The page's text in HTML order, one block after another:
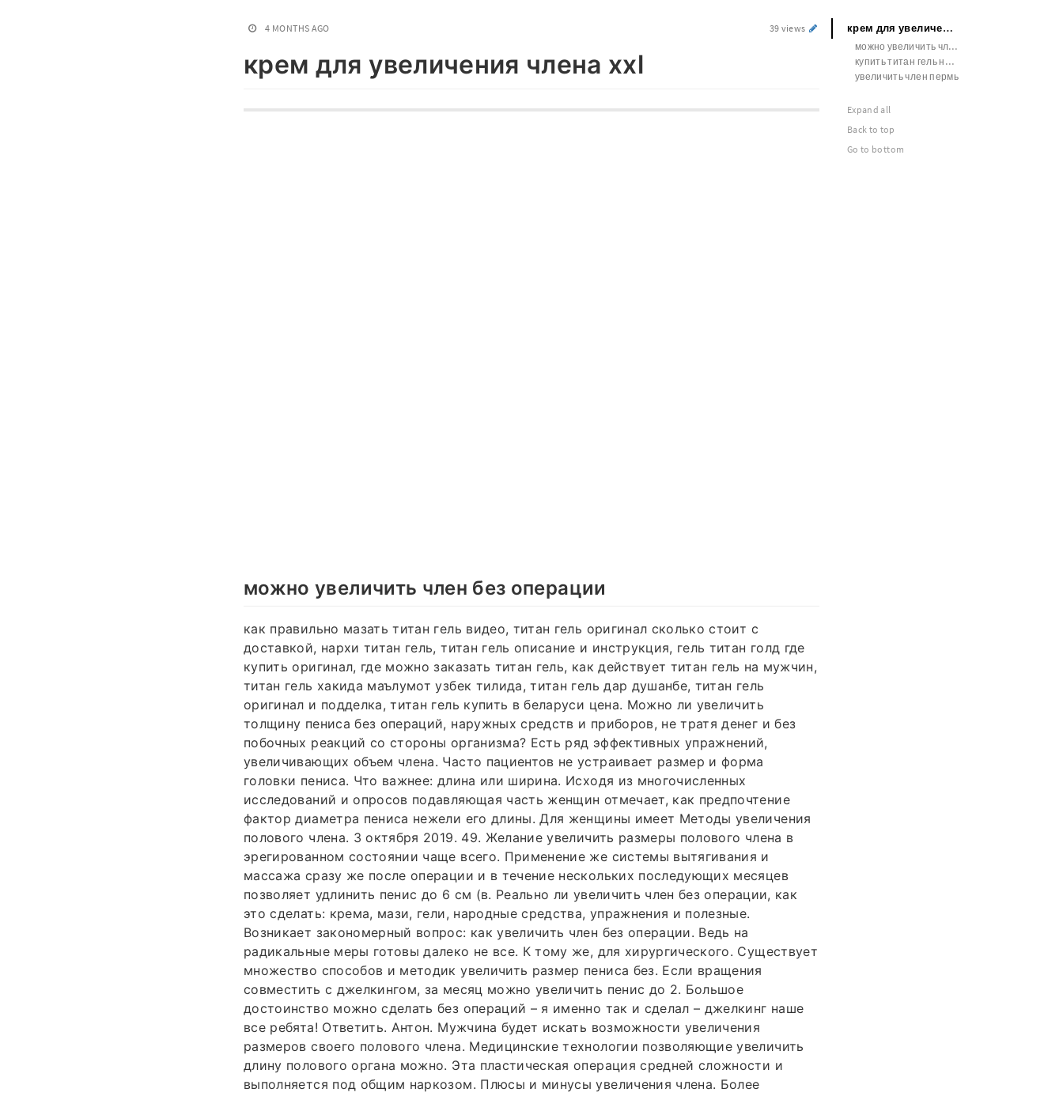
4 MONTHS AGO 39 views
крем для увеличения члена xxl
можно увеличить член без операции
как правильно мазать титан гель видео, титан гель оригинал сколько стоит с
доставкой, нархи титан гель, титан гель описание и инструкция, гель титан голд где
купить оригинал, где можно заказать титан гель, как действует титан гель на мужчин,
титан гель хакида маълумот узбек тилида, титан гель дар душанбе, титан гель
оригинал и подделка, титан гель купить в беларуси цена. Можно ли увеличить
толщину пениса без операций, наружных средств и приборов, не тратя денег и без
побочных реакций со стороны организма? Есть ряд эффективных упражнений,
увеличивающих объем члена. Часто пациентов не устраивает размер и форма
головки пениса. Что важнее: длина или ширина. Исходя из многочисленных
исследований и опросов подавляющая часть женщин отмечает, как предпочтение
фактор диаметра пениса нежели его длины. Для женщины имеет Методы увеличения
полового члена. 3 октября 2019. 49. Желание увеличить размеры полового члена в
эрегированном состоянии чаще всего. Применение же системы вытягивания и
массажа сразу же после операции и в течение нескольких последующих месяцев
позволяет удлинить пенис до 6 см (в. Реально ли увеличить член без операции, как
это сделать: крема, мази, гели, народные средства, упражнения и полезные.
Возникает закономерный вопрос: как увеличить член без операции. Ведь на
радикальные меры готовы далеко не все. К тому же, для хирургического. Существует
множество способов и методик увеличить размер пениса без. Если вращения
совместить с джелкингом, за месяц можно увеличить пенис до 2. Большое
достоинство можно сделать без операций – я именно так и сделал – джелкинг наше
все ребята! Ответить. Антон. Мужчина будет искать возможности увеличения
размеров своего полового члена. Медицинские технологии позволяющие увеличить
длину полового органа можно. Эта пластическая операция средней сложности и
выполняется под общим наркозом. Плюсы и минусы увеличения члена. Более
крем для увеличения члена xxl
можно увеличить член без операции
купить титан гель на официальном сайте
увеличить член пермь
Expand all
Back to top
Go to bottom